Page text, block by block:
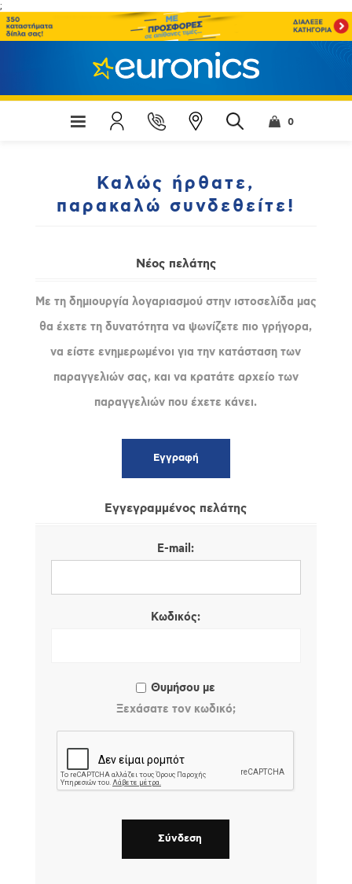
;
0
Καλώς ήρθατε,
παρακαλώ συνδεθείτε!
Νέος πελάτης
Με τη δημιουργία λογαριασμού στην ιστοσελίδα μας
θα έχετε τη δυνατότητα να ψωνίζετε πιο γρήγορα,
να είστε ενημερωμένοι για την κατάσταση των
παραγγελιών σας, και να κρατάτε αρχείο των
παραγγελιών που έχετε κάνει.
Εγγεγραμμένος πελάτης
E-mail:
Κωδικός:
Θυμήσου με
Ξεχάσατε τον κωδικό;